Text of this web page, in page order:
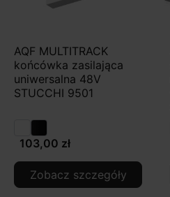
AQF MULTITRACK
końcówka zasilająca
uniwersalna 48V
STUCCHI 9501
103,00 zł
Zobacz szczegóły